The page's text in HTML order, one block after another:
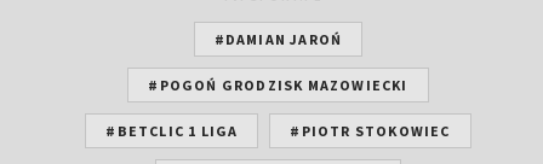
#DAMIAN JAROŃ
#POGOŃ GRODZISK MAZOWIECKI
#BETCLIC 1 LIGA #PIOTR STOKOWIEC